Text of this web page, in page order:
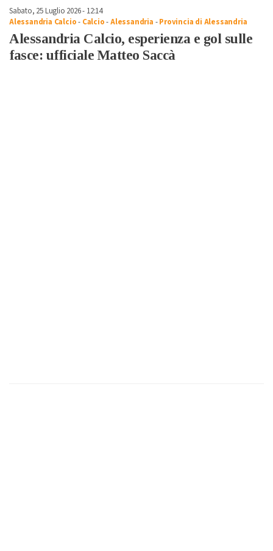
Sabato, 25 Luglio 2026 - 12:14
Alessandria Calcio- Calcio-Alessandria -Provincia di Alessandria
Alessandria Calcio, esperienza e gol sulle
fasce: ufficiale Matteo Saccà